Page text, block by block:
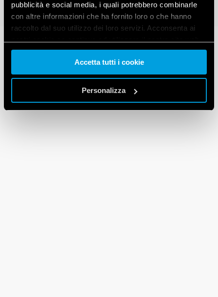
pubblicità e social media, i quali potrebbero combinarle
con altre informazioni che ha fornito loro o che hanno
raccolto dal suo utilizzo dei loro servizi. Acconsenta ai
Vai alla Cookie Policy complet a
Accetta tutti i cookie
Personalizza